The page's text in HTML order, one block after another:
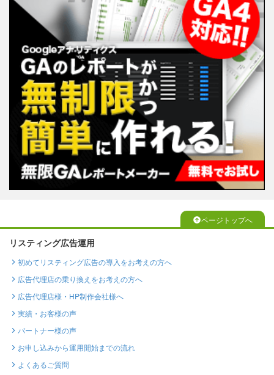
ページトップへ
リスティング広告運用
初めてリスティング広告の導入をお考えの方へ
広告代理店の乗り換えをお考えの方へ
広告代理店様・HP制作会社様へ
実績・お客様の声
パートナー様の声
お申し込みから運用開始までの流れ
よくあるご質問